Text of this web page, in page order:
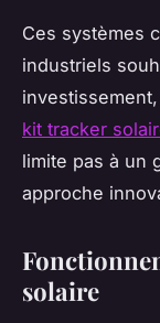
Ces systèmes
industriels
kit tracker
limite pas à un
approche
solaire